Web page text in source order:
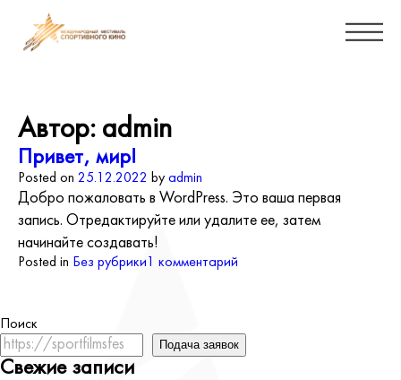
Автор: admin
Привет, мир!
Posted on 25.12.2022 by admin
Добро пожаловать в WordPress. Это ваша первая
запись. Отредактируйте или удалите ее, затем
начинайте создавать!
Posted in Без рубрики 1 комментарий
Поиск
Подача заявок
Свежие записи